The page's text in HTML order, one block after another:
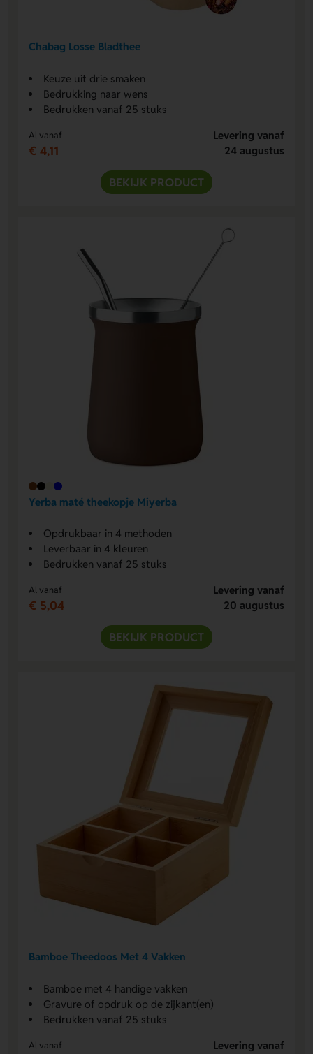
Chabag Losse Bladthee
Keuze uit drie smaken
Bedrukking naar wens
Bedrukken vanaf 25 stuks
Al vanaf
€ 4,11
Levering vanaf
24 augustus
BEKIJK PRODUCT
Yerba maté theekopje Miyerba
Opdrukbaar in 4 methoden
Leverbaar in 4 kleuren
Bedrukken vanaf 25 stuks
Al vanaf
€ 5,04
Levering vanaf
20 augustus
BEKIJK PRODUCT
Bamboe Theedoos Met 4 Vakken
Bamboe met 4 handige vakken
Gravure of opdruk op de zijkant(en)
Bedrukken vanaf 25 stuks
Al vanaf
Levering vanaf